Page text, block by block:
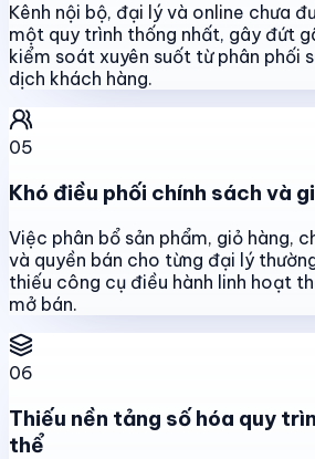
Kênh nội bộ, đại lý và online chưa
một quy trình thống nhất, gây đứt
kiểm soát xuyên suốt từ phân phối
dịch khách hàng.
05
Khó điều phối chính sách và
Việc phân bổ sản phẩm, giỏ hàng,
và quyền bán cho từng đại lý
thiếu công cụ điều hành linh hoạt
mở bán.
06
Thiếu nền tảng số hóa quy
thể